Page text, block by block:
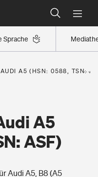
Sprache
finden
eingestuft
finden
AUDI A5 (HSN: 0588, TSN:
A5
ASF)
Audi A5, B8 (A5